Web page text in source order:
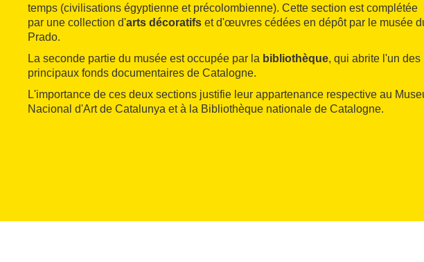
temps (civilisations égyptienne et précolombienne). Cette section est complétée
par une collection d'arts décoratifs et d'œuvres cédées en dépôt par le musée
Prado.
La seconde partie du musée est occupée par la bibliothèque, qui abrite l'un des
principaux fonds documentaires de Catalogne.
L'importance de ces deux sections justifie leur appartenance respective au
Nacional d'Art de Catalunya et à la Bibliothèque nationale de Catalogne.